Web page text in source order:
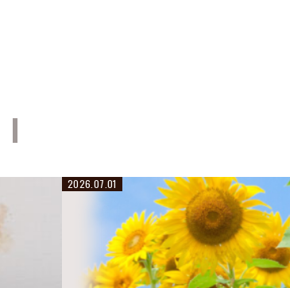
2026.07.01